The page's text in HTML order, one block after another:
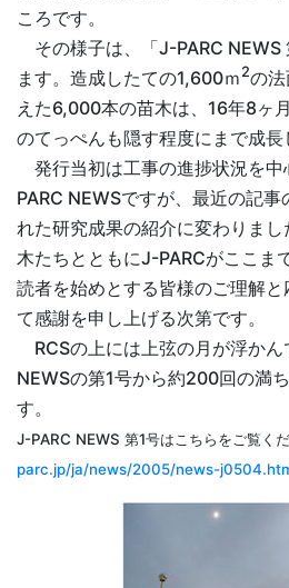
ころです。
その様子は、「J-PARC NEWS
ます。造成したての1,600ｍ2の
えた6,000本の苗木は、16年8ヶ
のてっぺんも隠す程度にまで成長
発行当初は工事の進捗状況を
PARC NEWSですが、最近の記事
れた研究成果の紹介に変わりま
木たちとともにJ-PARCがここま
読者を始めとする皆様のご理解
て感謝を申し上げる次第です。
RCSの上には上弦の月が浮かん
NEWSの第1号から約200回の満
す。
J-PARC NEWS 第1号はこちらをご覧くだ
parc.jp/ja/news/2005/news-